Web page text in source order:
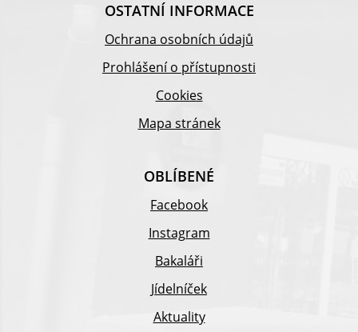
OSTATNÍ INFORMACE
Ochrana osobních údajů
Prohlášení o přístupnosti
Cookies
Mapa stránek
OBLÍBENÉ
Facebook
Instagram
Bakaláři
Jídelníček
Aktuality